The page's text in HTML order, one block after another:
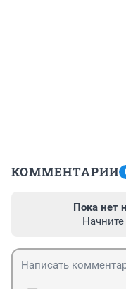
КОММЕНТАРИИ
Пока нет